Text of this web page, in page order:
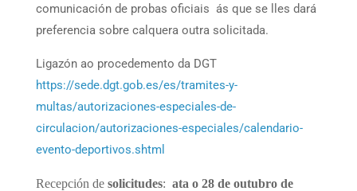
comunicación de probas oficiais ás que se lles dará
preferencia sobre calquera outra solicitada.
Ligazón ao procedemento da DGT
https://sede.dgt.gob.es/es/tramites-y-
multas/autorizaciones-especiales-de-
circulacion/autorizaciones-especiales/calendario-
evento-deportivos.shtml
Recepción de solicitudes: ata o 28 de outubro de